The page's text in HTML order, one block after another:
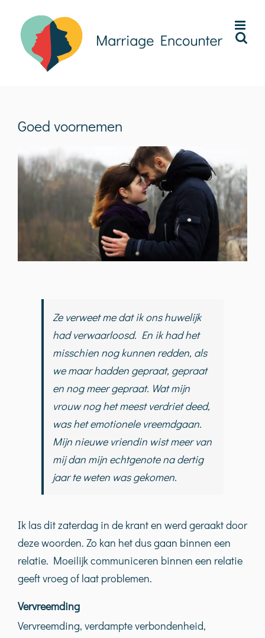
inhoud
Goed voornemen
Ze verweet me dat ik ons huwelijk
had verwaarloosd. En ik had het
misschien nog kunnen redden, als
we maar hadden gepraat, gepraat
en nog meer gepraat. Wat mijn
vrouw nog het meest verdriet deed,
was het emotionele vreemdgaan.
Mijn nieuwe vriendin wist meer van
mij dan mijn echtgenote na dertig
jaar te weten was gekomen.
Ik las dit zaterdag in de krant en werd geraakt door
deze woorden. Zo kan het dus gaan binnen een
relatie. Moeilijk communiceren binnen een relatie
geeft vroeg of laat problemen.
Vervreemding
Vervreemding, verdampte verbondenheid,